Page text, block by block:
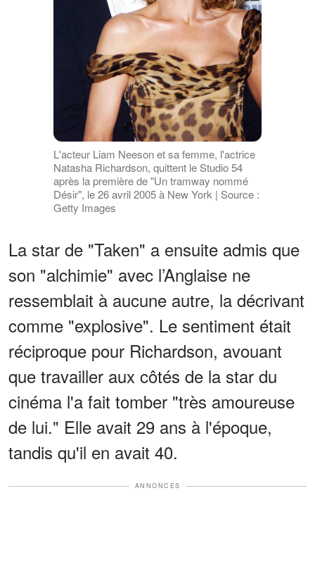
L'acteur Liam Neeson et sa femme, l'actrice
Natasha Richardson, quittent le Studio 54
après la première de "Un tramway nommé
Désir", le 26 avril 2005 à New York | Source :
Getty Images
La star de "Taken" a ensuite admis que
son "alchimie" avec l’Anglaise ne
ressemblait à aucune autre, la décrivant
comme "explosive". Le sentiment était
réciproque pour Richardson, avouant
que travailler aux côtés de la star du
cinéma l'a fait tomber "très amoureuse
de lui." Elle avait 29 ans à l'époque,
tandis qu'il en avait 40.
ANNONCES